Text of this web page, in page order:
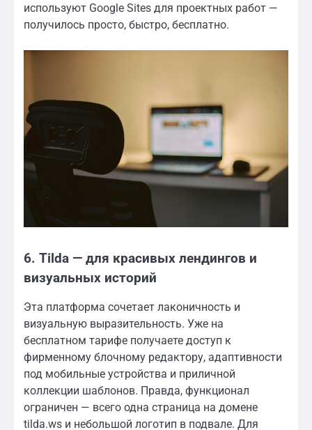
используют Google Sites для проектных работ —
получилось просто, быстро, бесплатно.
6. Tilda — для красивых лендингов и
визуальных историй
Эта платформа сочетает лаконичность и
визуальную выразительность. Уже на
бесплатном тарифе получаете доступ к
фирменному блочному редактору, адаптивности
под мобильные устройства и приличной
коллекции шаблонов. Правда, функционал
ограничен — всего одна страница на домене
tilda.ws и небольшой логотип в подвале. Для